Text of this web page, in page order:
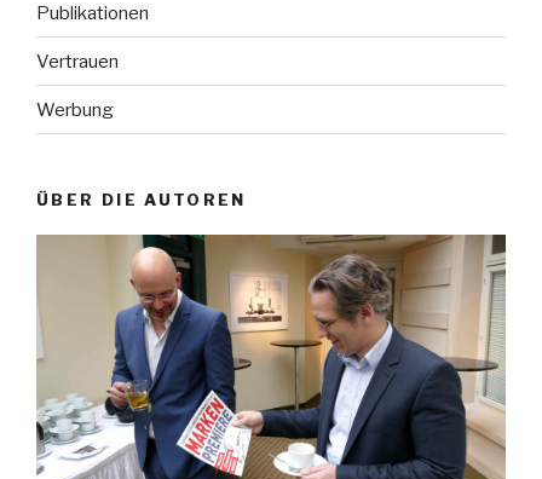
Publikationen
Vertrauen
Werbung
ÜBER DIE AUTOREN